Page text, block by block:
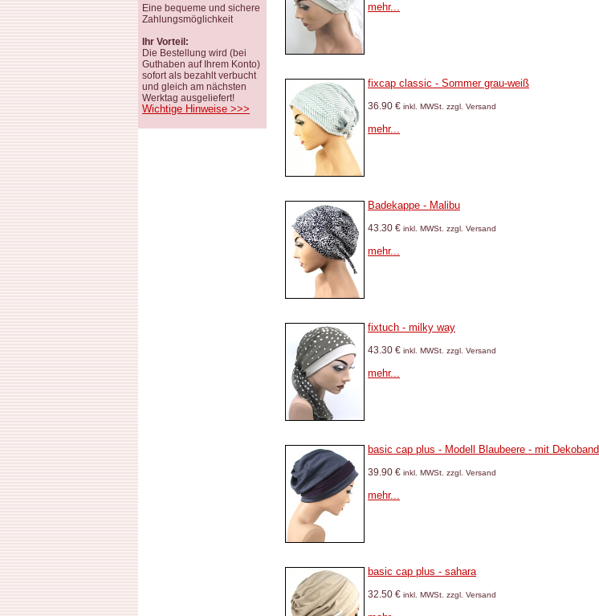
Eine bequeme und sichere
Zahlungsmöglichkeit
Ihr Vorteil:
Die Bestellung wird (bei
Guthaben auf Ihrem Konto)
sofort als bezahlt verbucht
und gleich am nächsten
Werktag ausgeliefert!
Wichtige Hinweise >>>
mehr...
fixcap classic - Sommer grau-weiß
36.90 € inkl. MWSt. zzgl. Versand
mehr...
Badekappe - Malibu
43.30 € inkl. MWSt. zzgl. Versand
mehr...
fixtuch - milky way
43.30 € inkl. MWSt. zzgl. Versand
mehr...
basic cap plus - Modell Blaubeere - mit Dekoband
39.90 € inkl. MWSt. zzgl. Versand
mehr...
basic cap plus - sahara
32.50 € inkl. MWSt. zzgl. Versand